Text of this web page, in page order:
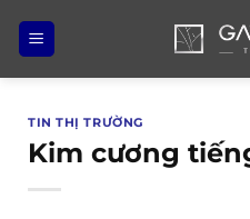
qua
nội
TIN THỊ TRƯỜNG
Kim cương